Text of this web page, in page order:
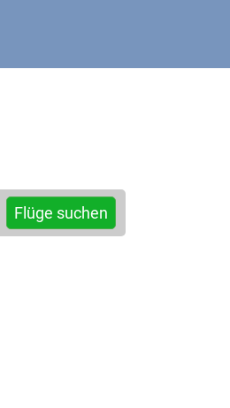
Flüge suchen